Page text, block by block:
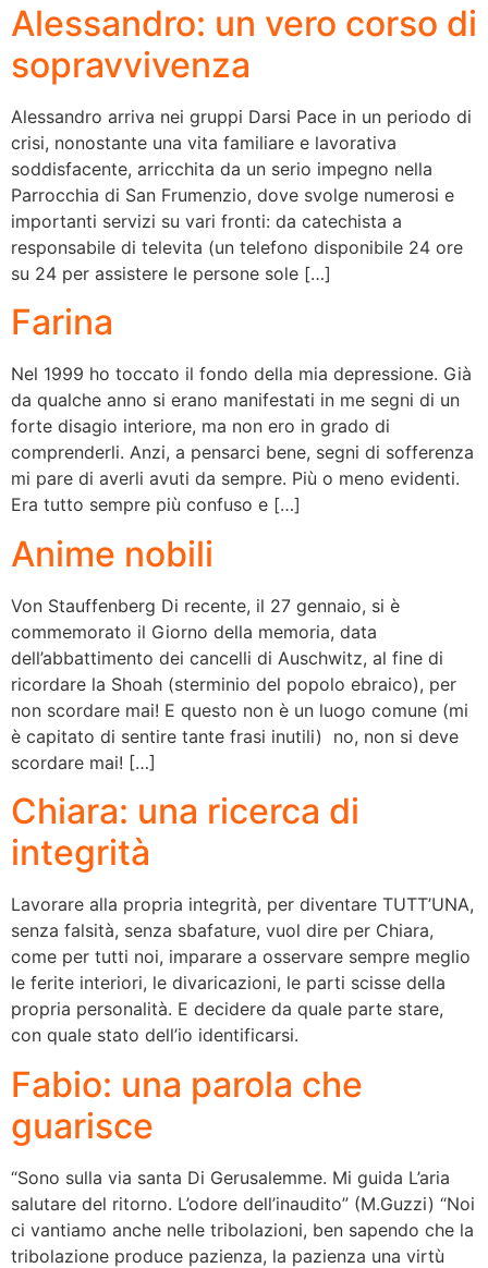
Alessandro: un vero corso di
sopravvivenza
Alessandro arriva nei gruppi Darsi Pace in un periodo di
crisi, nonostante una vita familiare e lavorativa
soddisfacente, arricchita da un serio impegno nella
Parrocchia di San Frumenzio, dove svolge numerosi e
importanti servizi su vari fronti: da catechista a
responsabile di televita (un telefono disponibile 24 ore
su 24 per assistere le persone sole […]
Farina
Nel 1999 ho toccato il fondo della mia depressione. Già
da qualche anno si erano manifestati in me segni di un
forte disagio interiore, ma non ero in grado di
comprenderli. Anzi, a pensarci bene, segni di sofferenza
mi pare di averli avuti da sempre. Più o meno evidenti.
Era tutto sempre più confuso e […]
Anime nobili
Von Stauffenberg Di recente, il 27 gennaio, si è
commemorato il Giorno della memoria, data
dell’abbattimento dei cancelli di Auschwitz, al fine di
ricordare la Shoah (sterminio del popolo ebraico), per
non scordare mai! E questo non è un luogo comune (mi
è capitato di sentire tante frasi inutili) no, non si deve
scordare mai! […]
Chiara: una ricerca di
integrità
Lavorare alla propria integrità, per diventare TUTT’UNA,
senza falsità, senza sbafature, vuol dire per Chiara,
come per tutti noi, imparare a osservare sempre meglio
le ferite interiori, le divaricazioni, le parti scisse della
propria personalità. E decidere da quale parte stare,
con quale stato dell’io identificarsi.
Fabio: una parola che
guarisce
“Sono sulla via santa Di Gerusalemme. Mi guida L’aria
salutare del ritorno. L’odore dell’inaudito” (M.Guzzi) “Noi
ci vantiamo anche nelle tribolazioni, ben sapendo che la
tribolazione produce pazienza, la pazienza una virtù